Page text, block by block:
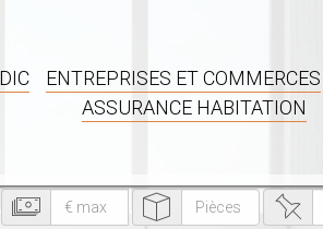
ENTREPRISES ET COMMERCES
ASSURANCE HABITATION